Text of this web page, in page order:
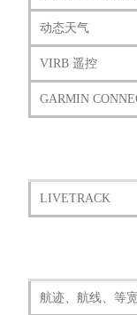
动态天气
VIRB 遥控
GARMIN
LIVETRACK
航迹、航线、等